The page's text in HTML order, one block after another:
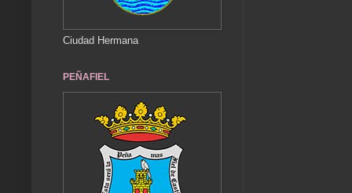
Ciudad Hermana
PEÑAFIEL